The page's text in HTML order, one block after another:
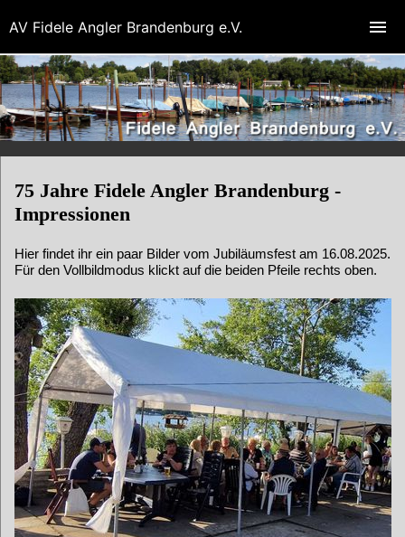
75 Jahre Fidele Angler Brandenburg -
Impressionen
Hier findet ihr ein paar Bilder vom Jubiläumsfest am 16.08.2025.
Für den Vollbildmodus klickt auf die beiden Pfeile rechts oben.
AV Fidele Angler Brandenburg e.V.